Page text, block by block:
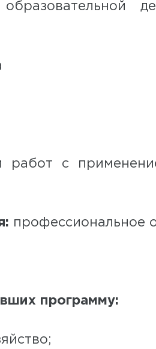
работ с
профессиональное
программу: